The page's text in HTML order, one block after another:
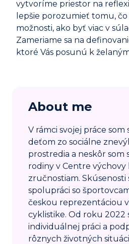
vytvoríme priestor na
lepšie porozumieť tomu,
možnosti, ako byť viac v
Zameriame sa na
ktoré Vás posunú k
About me
V rámci svojej práce som
deťom zo sociálne
prostredia a neskôr som
rodiny v Centre výchovy
zručnostiam. Skúsenosti
spolupráci so
českou reprezentáciou
cyklistike. Od roku 2022
individuálnej práci a
rôznych životných